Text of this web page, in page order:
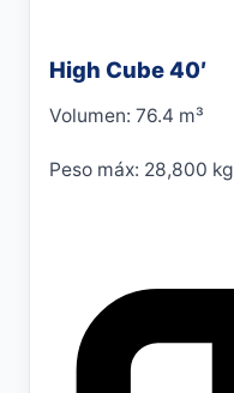
High Cube 40′
Volumen: 76.4 m³
Peso máx: 28,800 kg